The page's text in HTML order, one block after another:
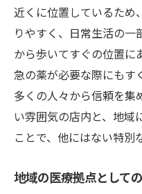
近くに位置しているため
りやすく、日常生活の一
から歩いてすぐの位置に
急の薬が必要な際にもす
多くの人々から信頼を集
い雰囲気の店内と、地域
ことで、他にはない特別
地域の医療拠点として